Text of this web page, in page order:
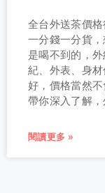
全台外送茶價
一分錢一分貨
是喝不到的，
紀、外表、身
好，價格當然
帶你深入了解，
閱讀更多 »